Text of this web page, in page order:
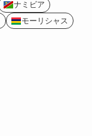
ナミビア
モーリシャス